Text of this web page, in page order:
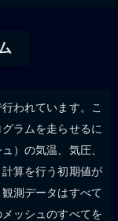
われています。こ
ラムを走らせるに
）の気温、気圧、
算を行う初期値が
測データはすべて
ッシュのすべてを